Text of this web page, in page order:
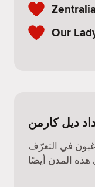
Our
ديل كارمن
في التعرّف